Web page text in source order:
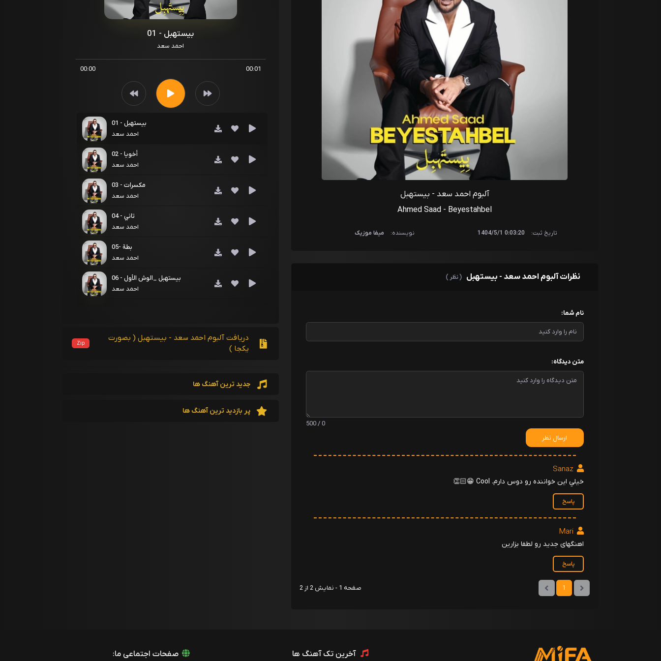
آلبوم احمد سعد - بيستهبل
Ahmed Saad - Beyestahbel
تاریخ ثبت: 0:03:20 1404/5/1 نویسنده: میفا موزیک
نظرات آلبوم احمد سعد - بيستهبل ( نظر )
نام شما:
متن دیدگاه:
0 / 500
ارسال نظر
Sanaz
خيلي اين خواننده رو دوس دارم. Cool 😁👏🏻
پاسخ
Mari
اهنگهای جدید رو لطفا بزارین
پاسخ
1 صفحه 1 - نمایش 2 از 2
01 - بيستهبل
احمد سعد
00:00 00:01
01 - بيستهبل
احمد سعد
02 - أخويا
احمد سعد
03 - مكسرات
احمد سعد
04 - تاني
احمد سعد
05- بطة
احمد سعد
06 - بيستهبل _الوش الأول
احمد سعد
دریافت آلبوم احمد سعد - بيستهبل ( بصورت
یکجا )
Zip
جدید ترین آهنگ ها
پر بازدید ترین آهنگ ها
آخرین تک آهنگ ها صفحات اجتماعی ما: